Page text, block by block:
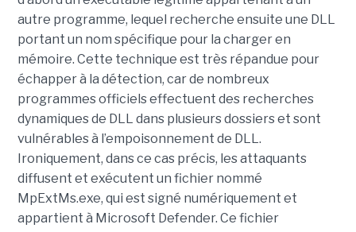
autre programme, lequel recherche ensuite une DLL
portant un nom spécifique pour la charger en
mémoire. Cette technique est très répandue pour
échapper à la détection, car de nombreux
programmes officiels effectuent des recherches
dynamiques de DLL dans plusieurs dossiers et sont
vulnérables à l’empoisonnement de DLL.
Ironiquement, dans ce cas précis, les attaquants
diffusent et exécutent un fichier nommé
MpExtMs.exe, qui est signé numériquement et
appartient à Microsoft Defender. Ce fichier